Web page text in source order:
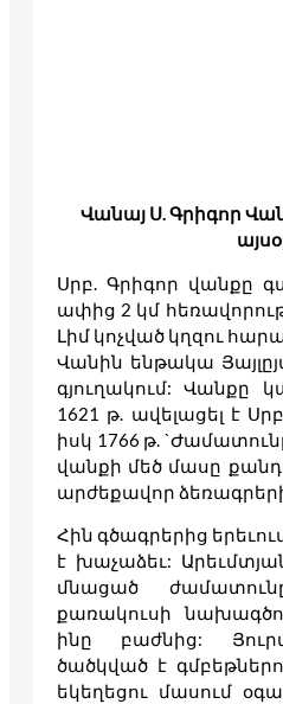
Վանայ Ս.Գրիգոր
Սրբ. Գրիգոր վանքը
ափից 2 կմ
Լիմ կոչված կղզու
Վանին ենթակա
գյուղակում: Վանքը
1621 թ. ավելացել է
իսկ 1766 թ.
վանքի մեծ մասը
արժեքավոր
Հին գծագրերից
է խաչաձեւ:
մնացած
քառակուսի
ինը բաժնից:
ծածկված է
եկեղեցու մասում